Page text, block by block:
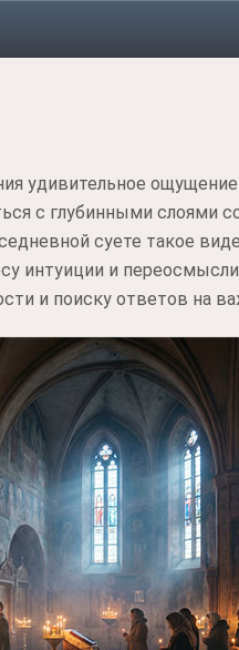
удивительное
с глубинными слоями
суете такое
интуиции и
и поиску ответов на